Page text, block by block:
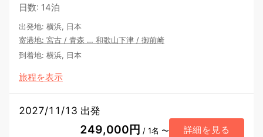
日数: 14泊
出発地: 横浜, 日本
寄港地: 宮古 / 青森 … 和歌山下津 / 御前崎
到着地: 横浜, 日本
旅程を表示
2027/11/13 出発
249,000円 / 1名 〜 詳細を見る